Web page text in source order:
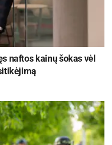
naftos kainų šokas vėl